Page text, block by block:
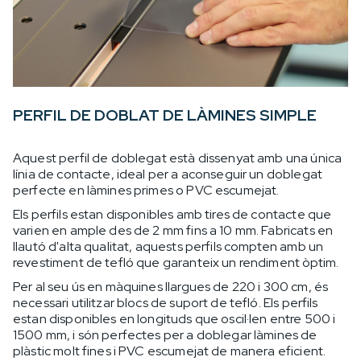
PERFIL DE DOBLAT DE LÀMINES SIMPLE
Aquest perfil de doblegat està dissenyat amb una única
línia de contacte, ideal per a aconseguir un doblegat
perfecte en làmines primes o PVC escumejat.
Els perfils estan disponibles amb tires de contacte que
varien en ample des de 2 mm fins a 10 mm. Fabricats en
llautó d'alta qualitat, aquests perfils compten amb un
revestiment de tefló que garanteix un rendiment òptim.
Per al seu ús en màquines llargues de 220 i 300 cm, és
necessari utilitzar blocs de suport de tefló. Els perfils
estan disponibles en longituds que oscil·len entre 500 i
1500 mm, i són perfectes per a doblegar làmines de
plàstic molt fines i PVC escumejat de manera eficient.